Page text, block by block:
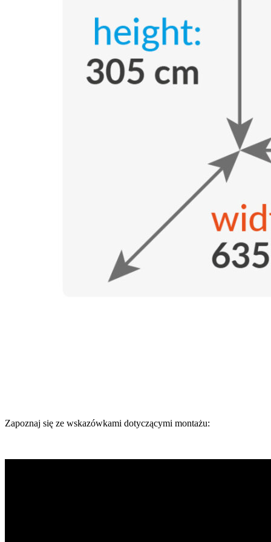
Zapoznaj się ze wskazówkami dotyczącymi montażu: